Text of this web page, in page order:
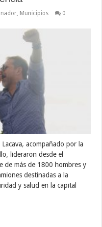
, Municipios
0
acompañado por la
lideraron desde el
de más de 1800 hombres y
destinadas a la
y salud en la capital